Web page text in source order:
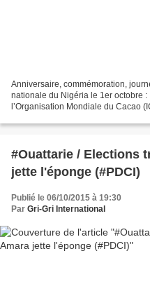
Anniversaire, commémoration,
nationale du Nigéria le 1er octobre :
l’Organisation Mondiale du Cacao
#Ouattarie / Elections
jette l'éponge (#PDCI)
Publié le 06/10/2015 à 19:30
Par Gri-Gri International